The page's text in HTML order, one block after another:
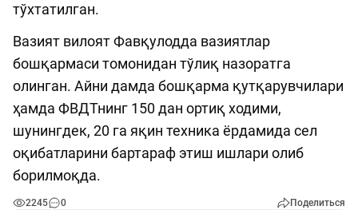
тўхтатилган.
Вазият вилоят Фавқулодда вазиятлар
бошқармаси томонидан тўлиқ назоратга
олинган. Айни дамда бошқарма қутқарувчилари
ҳамда ФВДТнинг 150 дан ортиқ ходими,
шунингдек, 20 га яқин техника ёрдамида сел
оқибатларини бартараф этиш ишлари олиб
борилмоқда.
2245 0 Поделиться